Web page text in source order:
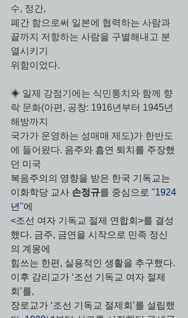
수, 정간,
폐간 함으로써 일본에 협력하는 사람과
끝까지 저항하는 사람을 구별해내고 분
열시키기
위함이었다.
◈ 일제 강점기에는 식민통치와 함께 향
락 문화(아편, 공창: 1916년부터 1945년
해방까지
국가가 운영하는 성매매 제도)가 한반도
에 들어왔다. 음주와 흡연 퇴치를 주장했
던 미국
복음주의의 영향을 받은 한국 기독교는
이화학당 교사 손정규를 중심으로 "1924
년"에
<조선 여자 기독교 절제 연합회>를 결성
했다. 금주, 금연을 시작으로 민족 정신
의 계몽에
힘쓰는 한편, 실용적인 생활을 추구했다.
이후 감리교가 ‘조선 기독교 여자 절제
회’를,
장로교가 ‘조선 기독교 절제회’를 설립했